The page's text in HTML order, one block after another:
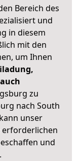
Bereich des
und
in diesem
mit den
um Ihnen
zu
nach South
unser
erforderlichen
und